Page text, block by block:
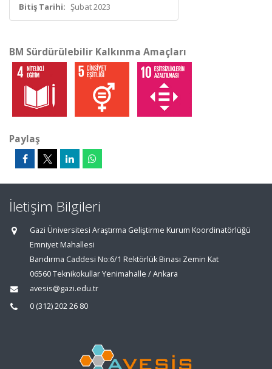
Bitiş Tarihi: Şubat 2023
BM Sürdürülebilir Kalkınma Amaçları
Paylaş
İletişim Bilgileri
Gazi Üniversitesi Araştırma Geliştirme Kurum Koordinatörlüğü
Emniyet Mahallesi
Bandırma Caddesi No:6/1 Rektörlük Binası Zemin Kat
06560 Teknikokullar Yenimahalle / Ankara
avesis@gazi.edu.tr
0 (312) 202 26 80